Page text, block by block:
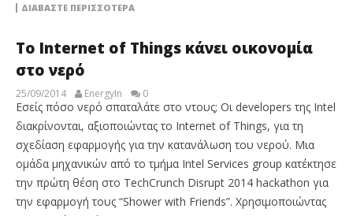
ΔΙΑΒΆΣΤΕ ΠΕΡΙΣΣΌΤΕΡΑ
Το Internet of Things κάνει οικονομία
στο νερό
25/09/2014 EnergyIn 0
Εσείς πόσο νερό σπαταλάτε στο ντους; Οι developers της Intel
διακρίνονται, αξιοποιώντας το Internet of Things, για τη
σχεδίαση εφαρμογής για την κατανάλωση του νερού. Μια
ομάδα μηχανικών από το τμήμα Intel Services group κατέκτησε
την πρώτη θέση στο TechCrunch Disrupt 2014 hackathon για
την εφαρμογή τους “Shower with Friends”. Χρησιμοποιώντας